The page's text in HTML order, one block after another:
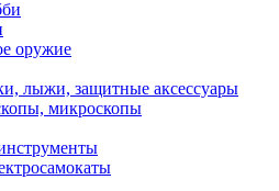
оружие
лыжи, защитные аксессуары
микроскопы